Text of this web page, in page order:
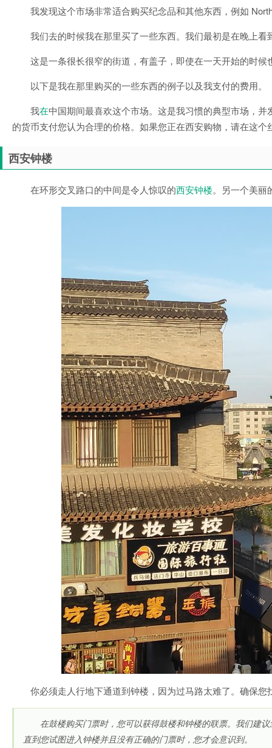
我发现这个市场非常适合购买纪念品和其他东西，例如
我们去的时候我在那里买了一些东西。我们最初是在晚上
这是一条很长很窄的街道，有盖子，即使在一天开始的时
以下是我在那里购买的一些东西的例子以及我支付的费用。
我在中国期间最喜欢这个市场。这是我习惯的典型市场，
的货币支付您认为合理的价格。如果您正在西安购物，请在这个
西安钟楼
在环形交叉路口的中间是令人惊叹的西安钟楼。另一个美丽
你必须走人行地下通道到钟楼，因为过马路太难了。确保
在鼓楼购买门票时，您可以获得鼓楼和钟楼的联票。我们建
直到您试图进入钟楼并且没有正确的门票时，您才会意识到。